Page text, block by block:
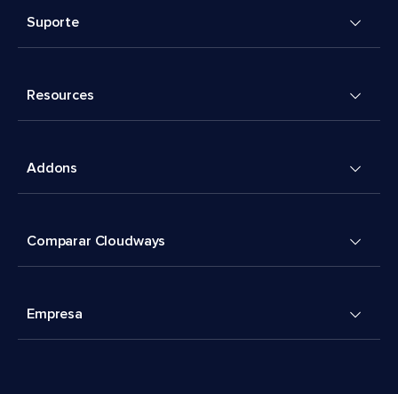
Suporte
Resources
Addons
Comparar Cloudways
Empresa